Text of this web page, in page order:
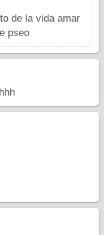
de la vida amar
pseo